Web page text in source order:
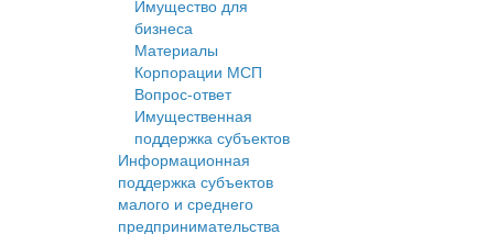
Имущество для
бизнеса
Материалы
Корпорации МСП
Вопрос-ответ
Имущественная
поддержка субъектов
Информационная
поддержка субъектов
малого и среднего
предпринимательства